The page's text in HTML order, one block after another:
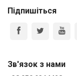
Підпишіться
Зв'язок з нами